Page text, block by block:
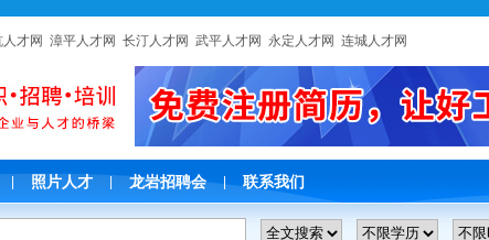
才网 漳平人才网 长汀人才网 武平人才网 永定人才网 连城人才网
照片人才 龙岩招聘会 | 联系我们